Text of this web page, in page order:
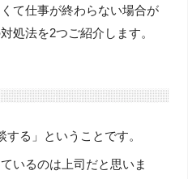
て仕事が終わらない場合が
処法を2つご紹介します。
る」ということです。
いるのは上司だと思いま